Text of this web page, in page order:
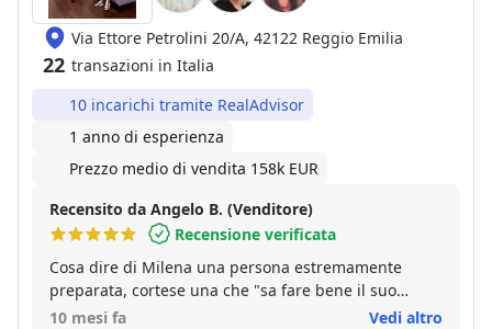
Via Ettore Petrolini 20/A, 42122 Reggio Emilia
22 transazioni in Italia
10 incarichi tramite RealAdvisor
1 anno di esperienza
Prezzo medio di vendita 158k EUR
Recensito da Angelo B. (Venditore)
Recensione verificata
Cosa dire di Milena una persona estremamente
preparata, cortese una che "sa fare bene il suo
lavoro" Grazie ancora per la tua disponibilità
10 mesi fa Vedi altro